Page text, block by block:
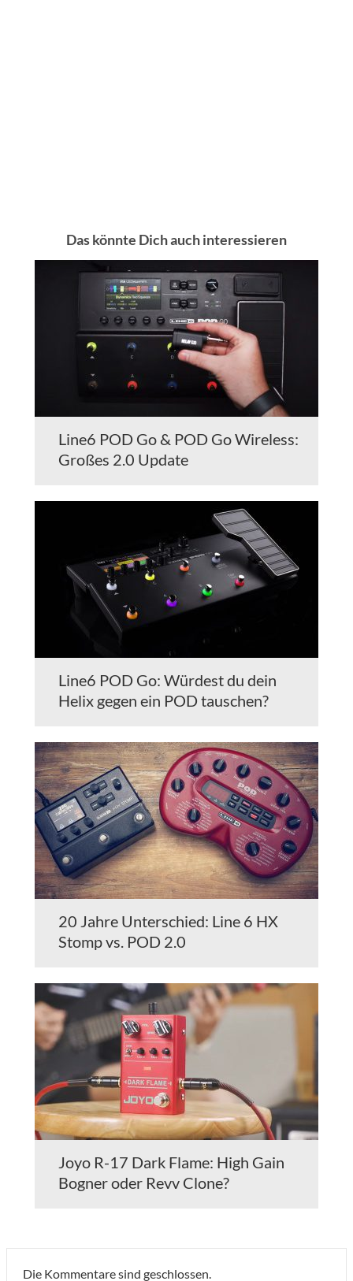
Das könnte Dich auch interessieren
Line6 POD Go & POD Go Wireless:
Großes 2.0 Update
Line6 POD Go: Würdest du dein
Helix gegen ein POD tauschen?
20 Jahre Unterschied: Line 6 HX
Stomp vs. POD 2.0
Joyo R-17 Dark Flame: High Gain
Bogner oder Revv Clone?
Die Kommentare sind geschlossen.